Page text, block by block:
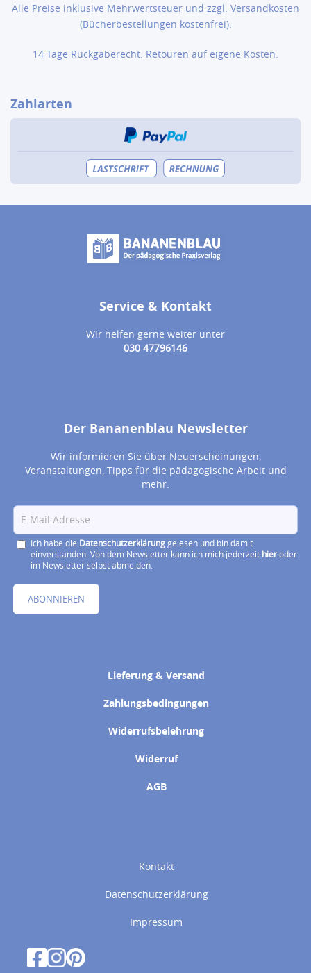
Alle Preise inklusive Mehrwertsteuer und zzgl. Versandkosten
(Bücher­bestellungen kostenfrei).
14 Tage Rückgaberecht. Retouren auf eigene Kosten.
Zahlarten
Service & Kontakt
Wir helfen gerne weiter unter
030 47796146
Der Bananenblau Newsletter
Wir informieren Sie über Neuerscheinungen,
Veranstaltungen, Tipps für die pädagogische Arbeit und
mehr.
Ich habe die Datenschutzerklärunggelesen und bin damit
einverstanden. Von dem Newsletter kann ich mich jederzeit hieroder
im Newsletter selbst abmelden.
ABONNIEREN
Lieferung & Versand
Zahlungsbedingungen
Widerrufsbelehrung
Widerruf
AGB
Kontakt
Datenschutzerklärung
Impressum